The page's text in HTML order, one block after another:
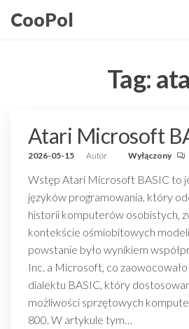
doCooPol
Tag:
Atari Microsoft
2026-05-15 Autor Wyłączony
Wstęp Atari Microsoft BASIC to
języków programowania, który
historii komputerów osobistych,
kontekście ośmiobitowych
powstanie było wynikiem
Inc. a Microsoft, co
dialektu BASIC, który
możliwości sprzętowych
800. W artykule tym…